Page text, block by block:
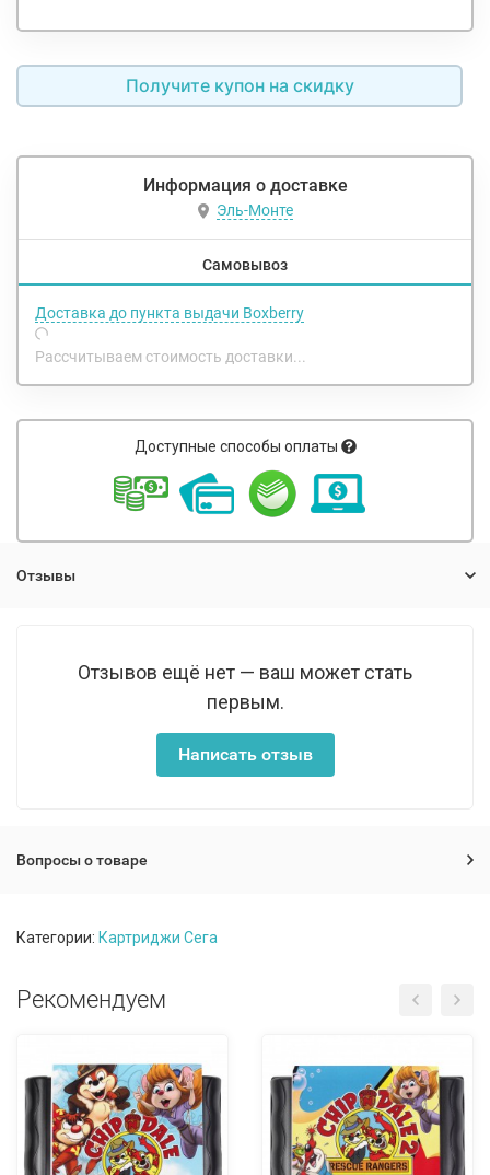
Получите купон на скидку
Информация о доставке
Эль-Монте
Самовывоз
Доставка до пункта выдачи Boxberry
Рассчитываем стоимость доставки...
Доступные способы оплаты
Отзывы
Отзывов ещё нет — ваш может стать
первым.
Написать отзыв
Вопросы о товаре
Категории: Картриджи Сега
Рекомендуем